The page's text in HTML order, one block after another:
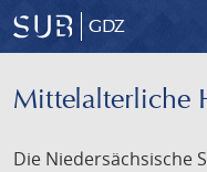
GDZ
Mittelalterliche
Die Niedersächsische